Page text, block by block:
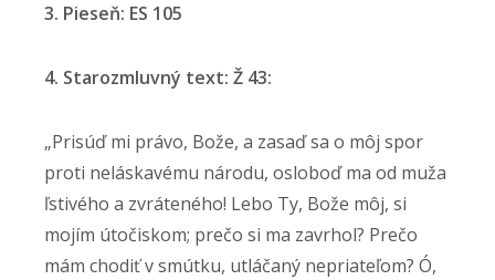
3. Pieseň: ES 105
4. Starozmluvný text: Ž 43:
„Prisúď mi právo, Bože, a zasaď sa o môj spor
proti neláskavému národu, osloboď ma od muža
ľstivého a zvráteného! Lebo Ty, Bože môj, si
mojím útočiskom; prečo si ma zavrhol? Prečo
mám chodiť v smútku, utláčaný nepriateľom? Ó,